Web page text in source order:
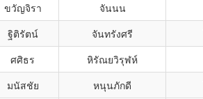
ขวัญจิรา จันนน
ฐิติรัตน์ จันทรังศรี
ศศิธร หิรัณยวิรุฬห์
มนัสชัย หนุนภักดี